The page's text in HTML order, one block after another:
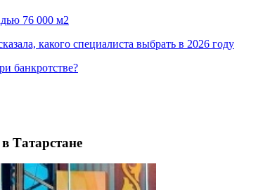
76 000 м2
какого специалиста выбрать в 2026 году
банкротстве?
Татарстане